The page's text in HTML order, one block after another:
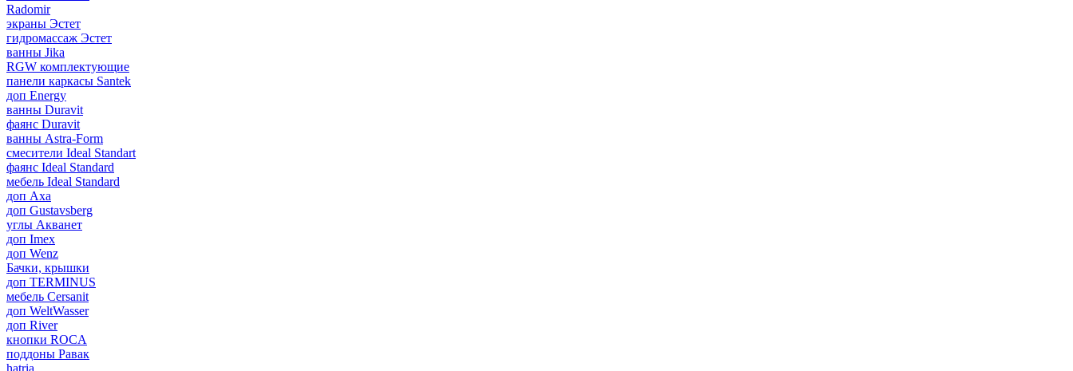
Radomir
экраны Эстет
гидромассаж Эстет
ванны Jika
RGW комплектующие
панели каркасы Santek
доп Energy
ванны Duravit
фаянс Duravit
ванны Astra-Form
смесители Ideal Standart
фаянс Ideal Standard
мебель Ideal Standard
доп Axa
доп Gustavsberg
углы Акванет
доп Imex
доп Wenz
Бачки, крышки
доп TERMINUS
мебель Cersanit
доп WeltWasser
доп River
кнопки ROCA
поддоны Равак
hatria